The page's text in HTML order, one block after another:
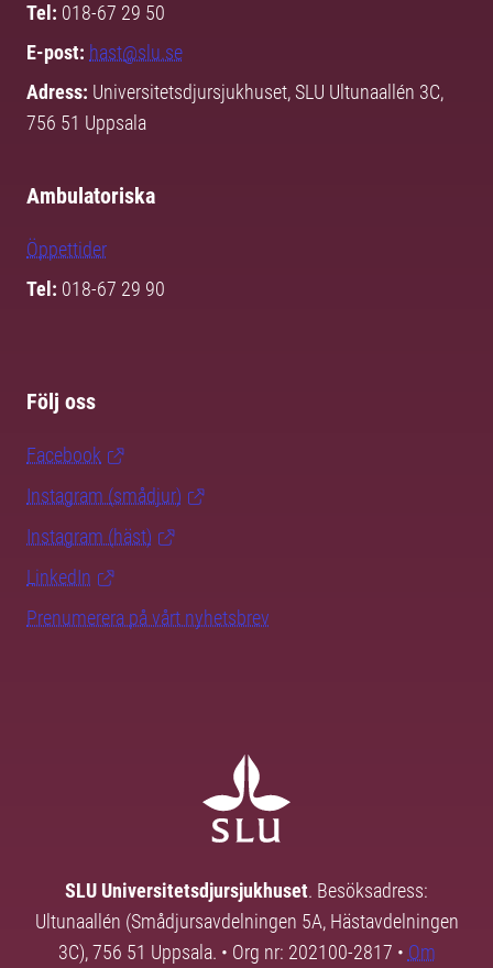
Tel: 018-67 29 50
E-post: hast@slu.se
Adress: Universitetsdjursjukhuset, SLU Ultunaallén 3C,
756 51 Uppsala
Ambulatoriska
Öppettider
Tel: 018-67 29 90
Följ oss
Facebook
Instagram (smådjur)
Instagram (häst)
LinkedIn
Prenumerera på vårt nyhetsbrev
SLU Universitetsdjursjukhuset. Besöksadress:
Ultunaallén (Smådjursavdelningen 5A, Hästavdelningen
3C), 756 51 Uppsala. • Org nr: 202100-2817 • Om